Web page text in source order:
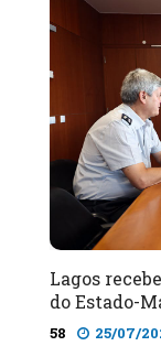
Lagos
do Estado-
58 25/07/